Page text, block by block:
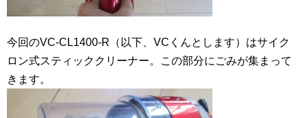
今回のVC-CL1400-R（以下、VCくんとします）はサイク
ロン式スティッククリーナー。この部分にごみが集まって
きます。